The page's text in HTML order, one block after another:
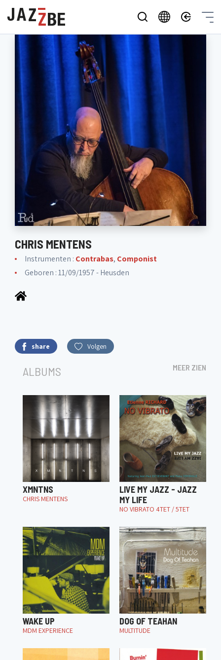
CHRIS MENTENS
Instrumenten : Contrabas, Componist
Geboren : 11/09/1957 - Heusden
share Volgen
ALBUMS MEER ZIEN
XMNTNS
CHRIS MENTENS
LIVE MY JAZZ - JAZZ
MY LIFE
NO VIBRATO 4TET / 5TET
WAKE UP
MDM EXPERIENCE
DOG OF TEAHAN
MULTITUDE